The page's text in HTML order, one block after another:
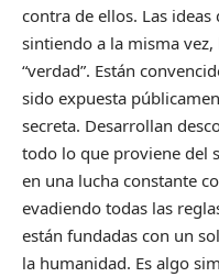
contra de ellos. Las
sintiendo a la misma
“verdad”. Están
sido expuesta
secreta. Desarrollan
todo lo que proviene del
en una lucha constante
evadiendo todas las
están fundadas con un
la humanidad. Es algo